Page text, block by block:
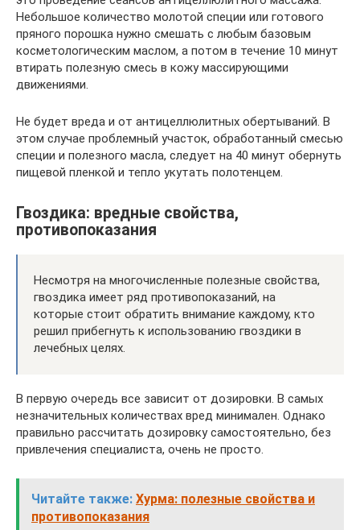
Небольшое количество молотой специи или готового
пряного порошка нужно смешать с любым базовым
косметологическим маслом, а потом в течение 10 минут
втирать полезную смесь в кожу массирующими
движениями.
Не будет вреда и от антицеллюлитных обертываний. В
этом случае проблемный участок, обработанный смесью
специи и полезного масла, следует на 40 минут обернуть
пищевой пленкой и тепло укутать полотенцем.
Гвоздика: вредные свойства,
противопоказания
Несмотря на многочисленные полезные свойства,
гвоздика имеет ряд противопоказаний, на
которые стоит обратить внимание каждому, кто
решил прибегнуть к использованию гвоздики в
лечебных целях.
В первую очередь все зависит от дозировки. В самых
незначительных количествах вред минимален. Однако
правильно рассчитать дозировку самостоятельно, без
привлечения специалиста, очень не просто.
Читайте также: Хурма: полезные свойства и
противопоказания